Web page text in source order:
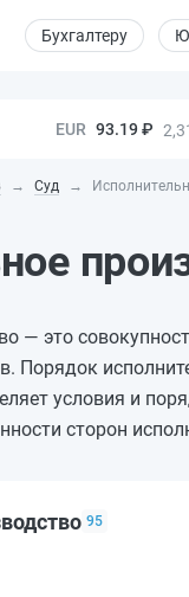
Бухгалтеру
93.19 ₽
Суд
— это
Порядок
условия и
сторон
95